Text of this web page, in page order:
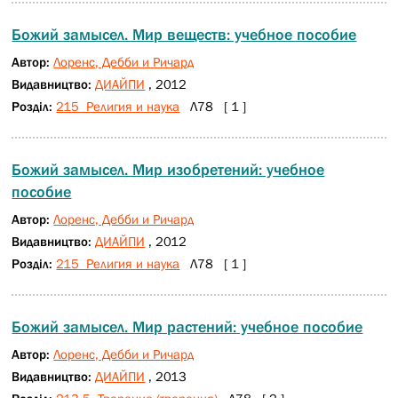
Божий замысел. Мир веществ: учебное пособие
Автор:Лоренс, Дебби и Ричард
Видавництво:ДИАЙПИ , 2012
Розділ: 215 Религия и наука Л78 [ 1 ]
Божий замысел. Мир изобретений: учебное
пособие
Автор:Лоренс, Дебби и Ричард
Видавництво:ДИАЙПИ , 2012
Розділ: 215 Религия и наука Л78 [ 1 ]
Божий замысел. Мир растений: учебное пособие
Автор:Лоренс, Дебби и Ричард
Видавництво:ДИАЙПИ , 2013